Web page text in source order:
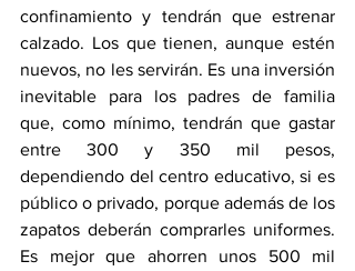
confinamiento y tendrán que estrenar
calzado. Los que tienen, aunque estén
nuevos, no les servirán. Es una inversión
inevitable para los padres de familia
que, como mínimo, tendrán que gastar
entre 300 y 350 mil pesos,
dependiendo del centro educativo, si es
público o privado, porque además de los
zapatos deberán comprarles uniformes.
Es mejor que ahorren unos 500 mil